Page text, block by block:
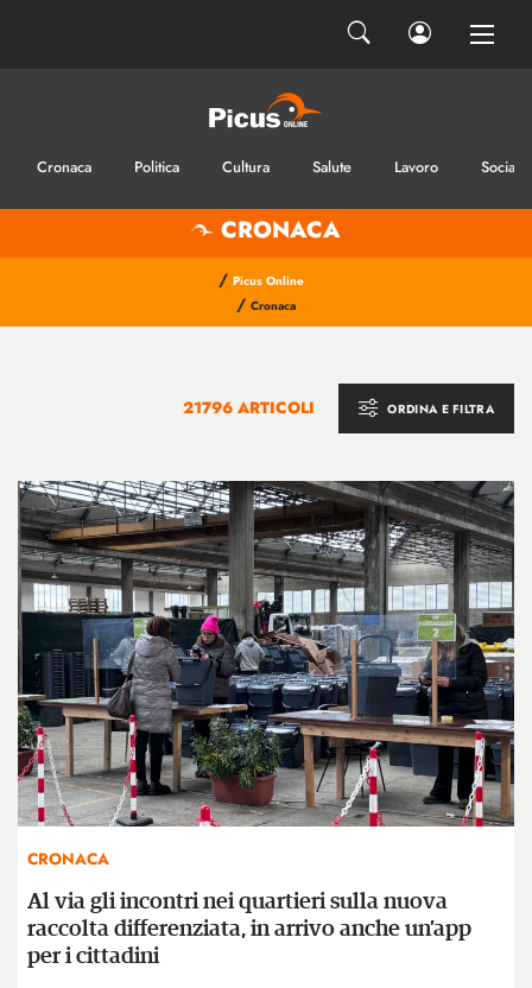
Cronaca Politica Cultura Salute Lavoro Sociale
CRONACA
/ Picus Online
/ Cronaca
21796 ARTICOLI ORDINA E FILTRA
CRONACA
Al via gli incontri nei quartieri sulla nuova
raccolta differenziata, in arrivo anche un’app
per i cittadini